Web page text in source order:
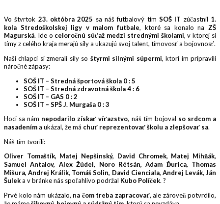
Vo štvrtok 23. októbra 2025 sa náš futbalový tímSOŠ IT zúčastnil 1.
kola Stredoškolskej ligy v malom futbale, ktoré sa konalo na ZŠ
Magurská. Ide o celoročnú súťaž medzi strednými školami, v ktorej si
tímy z celého kraja merajú sily a ukazujú svoj talent, tímovosť a bojovnosť.
Naši chlapci si zmerali sily so štyrmi silnými súpermi, ktorí im pripravili
náročné zápasy:
SOŠ IT – Stredná športová škola 0 : 5
SOŠ IT – Stredná zdravotná škola 4 : 6
SOŠ IT – GAS 0 : 2
SOŠ IT – SPŠ J. Murgaša 0 : 3
Hoci sa nám nepodarilo získať víťazstvo, náš tím bojoval so srdcom a
nasadeníma ukázal, že má chuť reprezentovať školu a zlepšovať sa.
Náš tím tvorili:
Oliver Tomaštík, Matej Nepšinský, David Chromek, Matej Mihňák,
Samuel Antalov, Alex Žúdel, Noro Rétsán, Adam Ďurica, Thomas
Mišura, Andrej Králik, Tomáš Solin, David Cienciala, Andrej Levák, Ján
Šuleka v bránke nás spoľahlivo podržal Kubo Políček. ?
Prvé kolo nám ukázalo, na čom treba zapracovať, ale zároveň potvrdilo,